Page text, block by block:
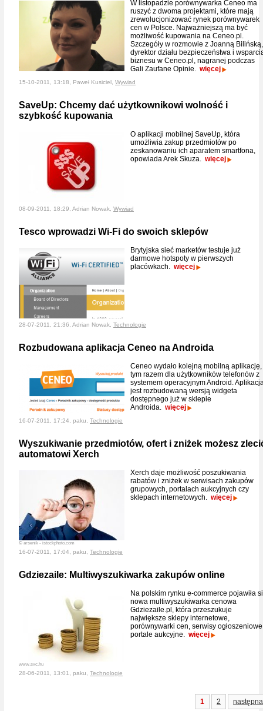
W listopadzie porównywarka Ceneo ma
ruszyć z dwoma projektami, które mają
zrewolucjonizować rynek porównywarek
cen w Polsce. Najważniejszą ma być
możliwość kupowania na Ceneo.pl.
Szczegóły w rozmowie z Joanną Bilińską,
dyrektor działu bezpieczeństwa i
biznesu w Ceneo.pl, nagranej podczas
Gali Zaufane Opinie. więcej
15-10-2011, 13:18, Paweł Kusiciel, Wywiad
SaveUp: Chcemy dać użytkownikowi wolność i
szybkość kupowania
O aplikacji mobilnej SaveUp, która
umożliwia zakup przedmiotów po
zeskanowaniu ich aparatem smartfona,
opowiada Arek Skuza. więcej
08-09-2011, 18:29, Adrian Nowak, Wywiad
Tesco wprowadzi Wi-Fi do swoich sklepów
Brytyjska sieć marketów testuje już
darmowe hotspoty w pierwszych
placówkach. więcej
28-07-2011, 21:36, Adrian Nowak, Technologie
Rozbudowana aplikacja Ceneo na Androida
Ceneo wydało kolejną mobilną aplikację,
tym razem dla użytkowników telefonów z
systemem operacyjnym Android.
jest rozbudowaną wersją widgeta
dostępnego już w sklepie
Androida. więcej
16-07-2011, 17:24, paku, Technologie
Wyszukiwanie przedmiotów, ofert i zniżek możesz
automatowi Xerch
© arsenik - istockphoto.com
Xerch daje możliwość poszukiwania
rabatów i zniżek w serwisach zakupów
grupowych, portalach aukcyjnych czy
sklepach internetowych. więcej
16-07-2011, 17:04, paku, Technologie
Gdziezaile: Multiwyszukiwarka zakupów online
www.sxc.hu
Na polskim rynku e-commerce pojawiła
nowa multiwyszukiwarka cenowa
Gdziezaile.pl, która przeszukuje
największe sklepy internetowe,
porównywarki cen, serwisy
portale aukcyjne. więcej
28-06-2011, 13:01, paku, Technologie
1 2 następna